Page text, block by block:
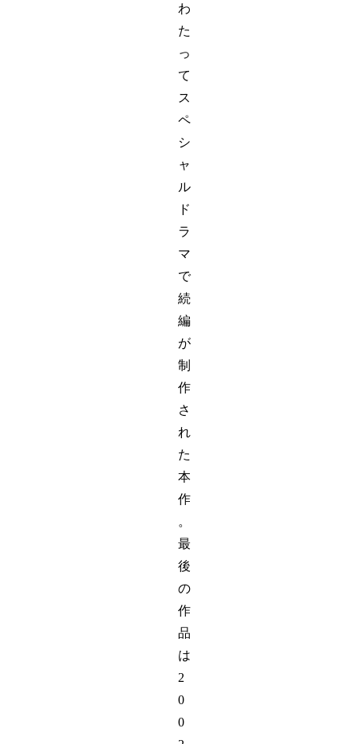
わ
た
っ
て
ス
ペ
シ
ャ
ル
ド
ラ
マ
で
続
編
が
制
作
さ
れ
た
本
作
。
最
後
の
作
品
は
2
0
0